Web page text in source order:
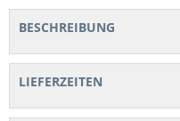
BESCHREIBUNG
LIEFERZEITEN